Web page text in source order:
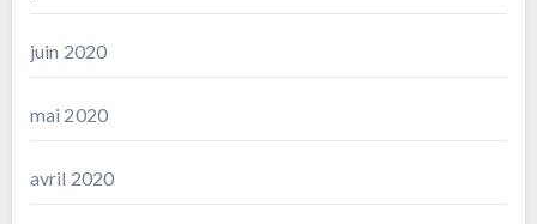
juin 2020
mai 2020
avril 2020